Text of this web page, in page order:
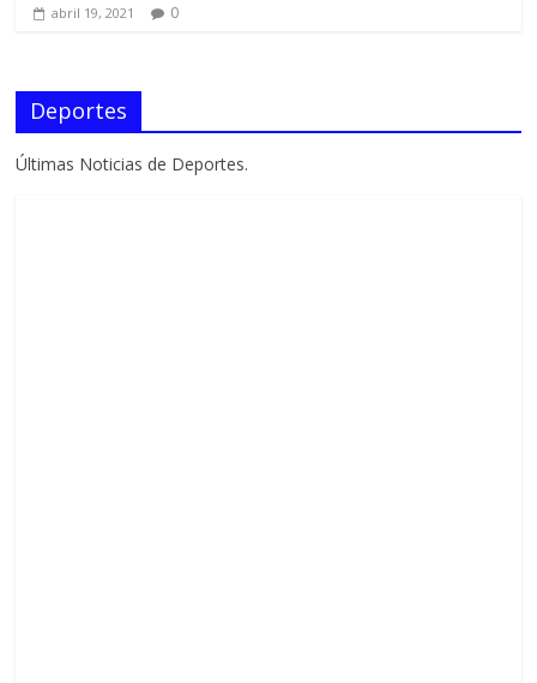
abril 19, 2021 0
Deportes
Últimas Noticias de Deportes.